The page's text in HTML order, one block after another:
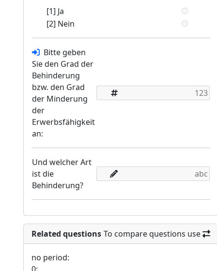
[1] Ja
[2] Nein
Bitte geben
Sie den Grad der
Behinderung
bzw. den Grad
der Minderung
der
Erwerbsfähigkeit
an:
Und welcher Art
ist die
Behinderung?
Related questions To compare questions use
no period: